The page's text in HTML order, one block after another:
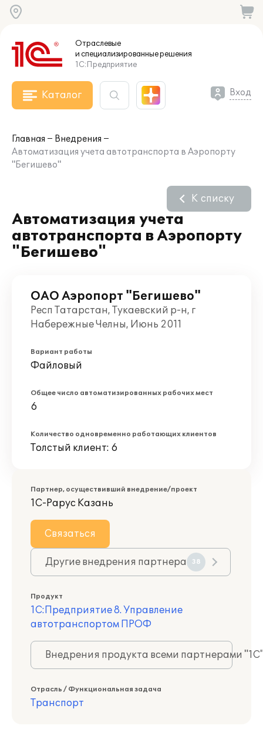
Отраслевые
и специализированныерешения
1С:Предприятие
Каталог Вход
Главная
Внедрения
Автоматизация учета автотранспорта в Аэропорту
"Бегишево"
Автоматизация учета
автотранспорта в Аэропорту
"Бегишево"
К списку
ОАО Аэропорт "Бегишево"
Респ Татарстан, Тукаевский р-н, г
Набережные Челны, Июнь 2011
Вариант работы
Файловый
Общее число автоматизированных рабочих мест
6
Количество одновременно работающих клиентов
Толстый клиент: 6
Партнер, осуществивший внедрение/проект
1С-Рарус Казань
Связаться
Другие внедрения партнера 38
Продукт
1С:Предприятие 8. Управление
автотранспортом ПРОФ
Внедрения продукта всеми партнерами
Отрасль / Функциональная задача
Транспорт